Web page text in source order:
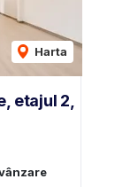
Harta
etajul 2,